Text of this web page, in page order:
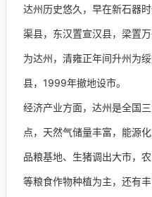
达州历史悠久，早在新石器
渠县，东汉置宣汉县，梁置
为达州，清雍正年间升州为
县，1999年撤地设市。
经济产业方面，达州是全国
点，天然气储量丰富，能源
品粮基地、生猪调出大市，
等粮食作物种植为主，还有